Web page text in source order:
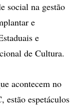
social na gestão
e
e
de Cultura.
acontecem no
estão espetáculos